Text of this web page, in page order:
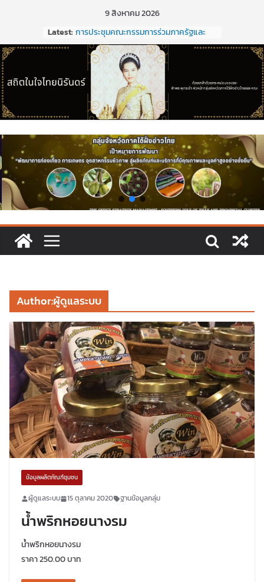
content
9 สิงหาคม 2026
Latest: ขอเชิญประชุมคณะกรรมการร่วมภาครัฐ
และเอกชนเพื่อแก้ไขปัญหาทางเศรษฐกิจ
(กรอ.) กลุ่มจังหวัดภาคใต้ฝั่งอ่าวไทย ครั้งที่
2/2569 ในวันที่ 20 มีนาคม 2569
การประชุมคณะกรรมการร่วมภาครัฐและ
เอกชนเพื่อแก้ไขปัญหาทางเศรษฐกิจ
(กรอ.) กลุ่มจังหวัดภาคใต้ฝั่งอ่าวไทย ครั้งที่
1/2569
เอกชนเพื่อแก้ไขปัญหาทางเศรษฐกิจ
(กรอ.) กลุ่มจังหวัดภาคใต้ฝั่งอ่าวไทย ครั้งที่
5/2568
การประชุมคณะอนุกรรมการเพื่อจัดทำแผน
พัฒนากลุ่มจังหวัด (พ.ศ. ๒๕๗๑ –
๒๕๒๕)และจัดทำแผนปฏิบัติราชการประจำ
ปีงบประมาณ พ.ศ. ๒๕๒๑ ของกลุ่มจังหวัด
ประชุมคณะกรรมการร่วมภาครัฐและเอกชน
เพื่อแก้ไขปัญหาทางเศรษฐกิจ (กรอ.) กลุ่ม
จังหวัดภาคใต้ฝั่งอ่าวไทย ครั้งที่ 2/2569
Author:ผู้ดูแลระบบ
ข้อมูลผลิตภัณฑ์ชุมชน
ผู้ดูแลระบบ 15 ตุลาคม 2020 ฐานข้อมูลกลุ่ม
น้ำพริกหอยนางรม
น้ำพริกหอยนางรม
ราคา 250.00 บาท